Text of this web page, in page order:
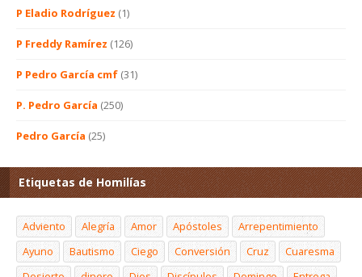
P Eladio Rodríguez (1)
P Freddy Ramírez (126)
P Pedro García cmf (31)
P. Pedro García (250)
Pedro García (25)
Etiquetas de Homilías
Adviento Alegría Amor Apóstoles
Arrepentimiento
Ayuno
Bautismo Ciego Conversión Cruz
Cuaresma